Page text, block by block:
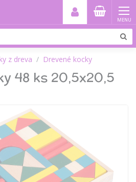
MENU
z dreva Drevené kocky
48 ks 20,5x20,5